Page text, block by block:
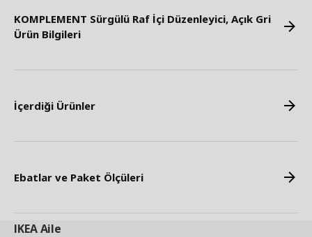
KOMPLEMENT Sürgülü Raf İçi Düzenleyici, Açık Gri
Ürün Bilgileri
İçerdiği Ürünler
Ebatlar ve Paket Ölçüleri
IKEAAile